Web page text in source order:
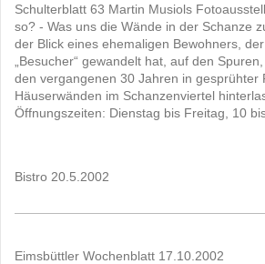
Schulterblatt 63 Martin Musiols
so? - Was uns die Wände in der Schanze
der Blick eines ehemaligen Bewohners,
„Besucher“ gewandelt hat, auf den
den vergangenen 30 Jahren in gesprühter
Häuserwänden im Schanzenviertel
Öffnungszeiten: Dienstag bis Freitag, 10
Bistro 20.5.2002
Eimsbüttler Wochenblatt 17.10.2002